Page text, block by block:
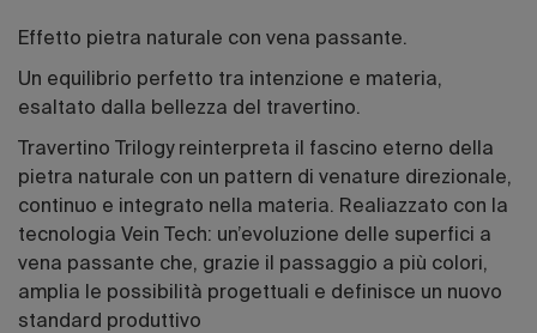
Effetto pietra naturale con vena passante.
Un equilibrio perfetto tra intenzione e materia,
esaltato dalla bellezza del travertino.
Travertino Trilogy reinterpreta il fascino eterno della
pietra naturale con un pattern di venature direzionale,
continuo e integrato nella materia. Realiazzato con la
tecnologia Vein Tech: un’evoluzione delle superfici a
vena passante che, grazie il passaggio a più colori,
amplia le possibilità progettuali e definisce un nuovo
standard produttivo